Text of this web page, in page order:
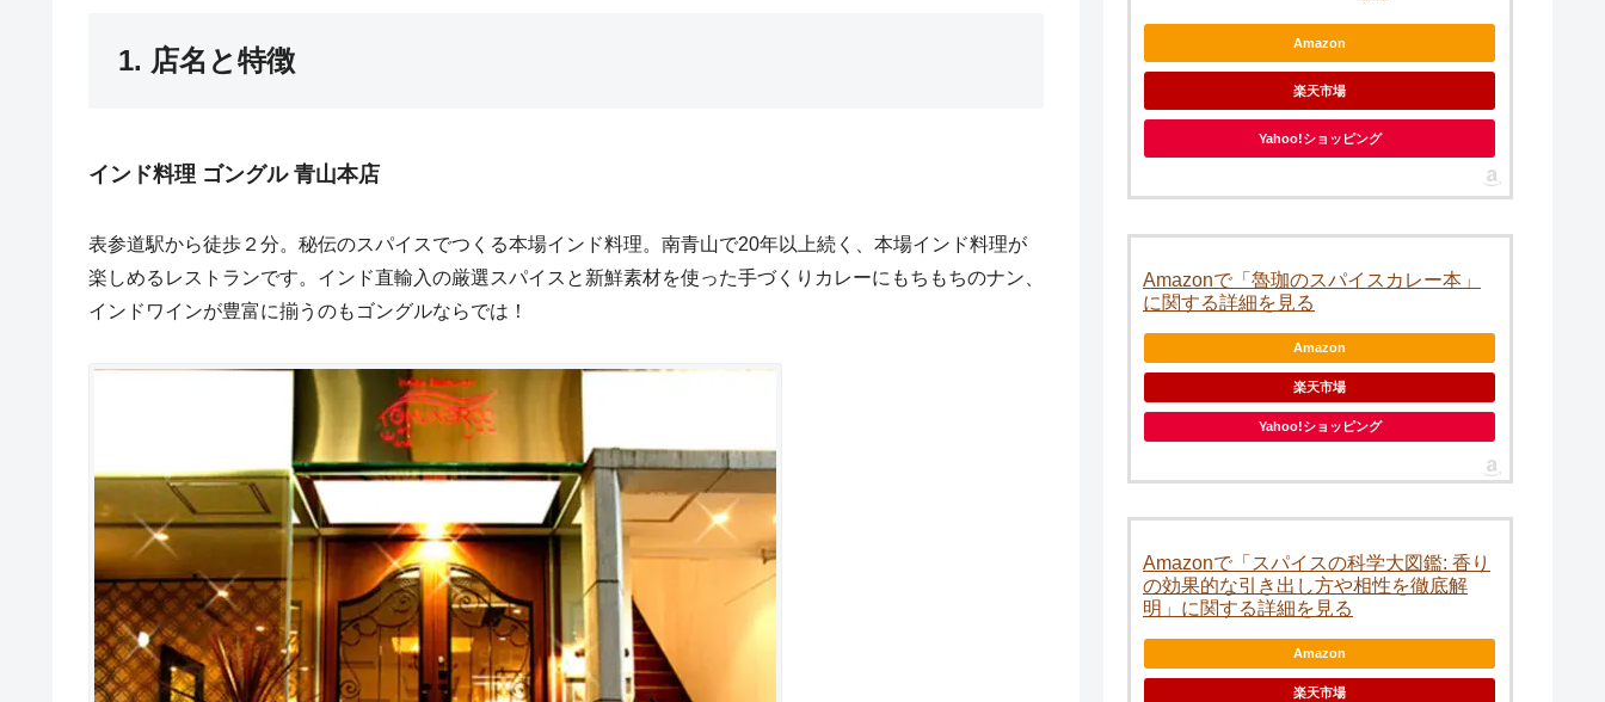
1. 店名と特徴
インド料理 ゴングル 青山本店
表参道駅から徒歩２分。秘伝のスパイスでつくる本場インド料理。南青山で20年以上続く、本場インド料理が
楽しめるレストランです。インド直輸入の厳選スパイスと新鮮素材を使った手づくりカレーにもちもちのナン、
インドワインが豊富に揃うのもゴングルならでは！
Amazon
楽天市場
Yahoo!ショッピング
Amazonで「魯珈のスパイスカレー本」
に関する詳細を見る
Amazon
楽天市場
Yahoo!ショッピング
Amazonで「スパイスの科学大図鑑: 香り
の効果的な引き出し方や相性を徹底解
明」に関する詳細を見る
Amazon
楽天市場